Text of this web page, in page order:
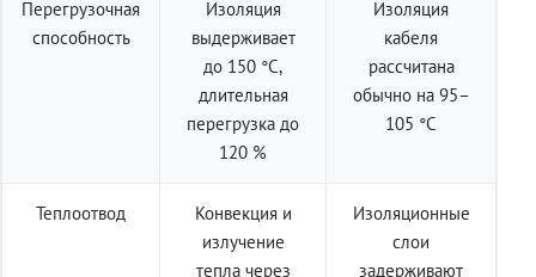
Перегрузочная
способность
Изоляция
выдерживает
до 150 °C,
длительная
перегрузка до
120 %
Изоляция
кабеля
рассчитана
обычно на 95–
105 °C
Теплоотвод
Конвекция и
излучение
тепла через
Изоляционные
слои
задерживают